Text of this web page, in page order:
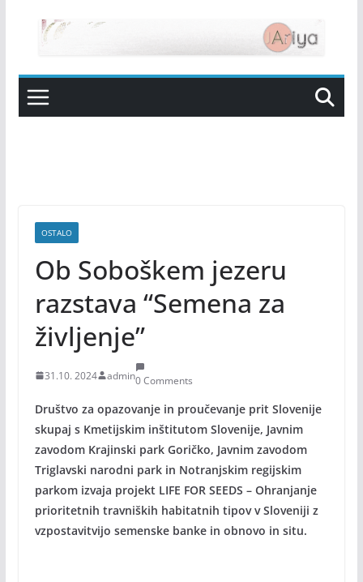
OSTALO
Ob Soboškem jezeru
razstava “Semena za
življenje”
31.10. 2024 admin0 Comments
Društvo za opazovanje in proučevanje prit Slovenije
skupaj s Kmetijskim inštitutom Slovenije, Javnim
zavodom Krajinski park Goričko, Javnim zavodom
Triglavski narodni park in Notranjskim regijskim
parkom izvaja projekt LIFE FOR SEEDS – Ohranjanje
prioritetnih travniških habitatnih tipov v Sloveniji z
vzpostavitvijo semenske banke in obnovo in situ.